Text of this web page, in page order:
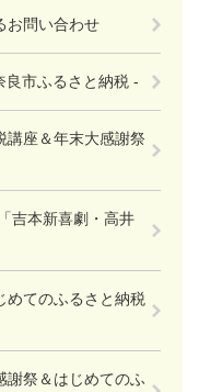
お問い合わせ
良市ふるさと納税 -
講座＆年末大感謝祭
吉本新喜劇・高井
めてのふるさと納税
謝祭＆はじめてのふ